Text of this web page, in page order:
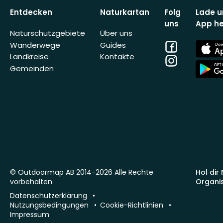
Entdecken
Naturschutzgebiete
Wanderwege
Landkreise
Gemeinden
Naturkartan
Über uns
Guides
Kontakte
Folg
uns
Facebook
Instagram
Lade
App
App
Store
App
Store
Hol dir
© Outdoormap AB 2014-2026 Alle Rechte
vorbehalten
Datenschutzerklärung
Nutzungsbedingungen
Cookie-Richtlinien
Impressum